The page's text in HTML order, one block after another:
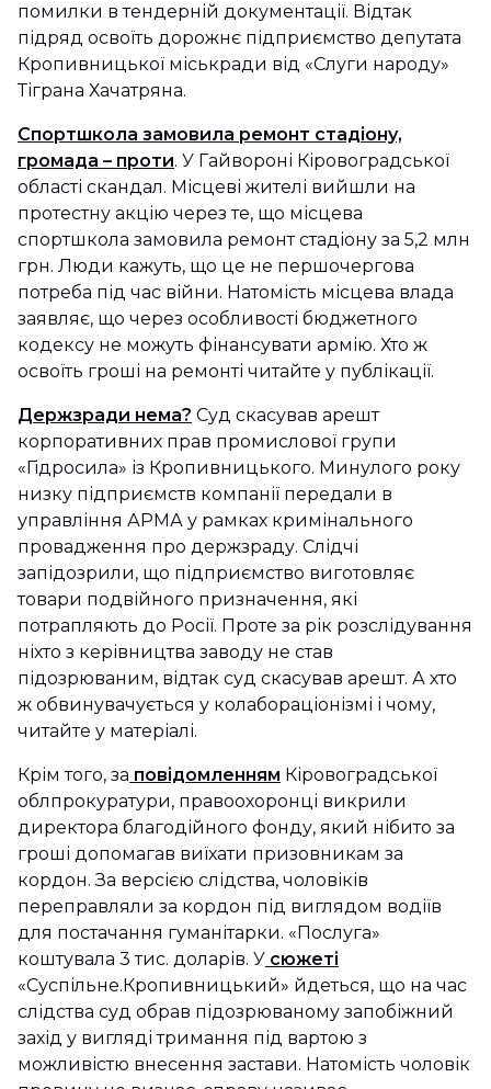
помилки в тендерній документації. Відтак
підряд освоїть дорожнє підприємство депутата
Кропивницької міськради від «Слуги народу»
Тіграна Хачатряна.
Спортшкола замовила ремонт стадіону,
громада – проти. У Гайвороні Кіровоградської
області скандал. Місцеві жителі вийшли на
протестну акцію через те, що місцева
спортшкола замовила ремонт стадіону за 5,2 млн
грн. Люди кажуть, що це не першочергова
потреба під час війни. Натомість місцева влада
заявляє, що через особливості бюджетного
кодексу не можуть фінансувати армію. Хто ж
освоїть гроші на ремонті читайте у публікації.
Держзради нема? Суд скасував арешт
корпоративних прав промислової групи
«Гідросила» із Кропивницького. Минулого року
низку підприємств компанії передали в
управління АРМА у рамках кримінального
провадження про держзраду. Слідчі
запідозрили, що підприємство виготовляє
товари подвійного призначення, які
потрапляють до Росії. Проте за рік розслідування
ніхто з керівництва заводу не став
підозрюваним, відтак суд скасував арешт. А хто
ж обвинувачується у колабораціонізмі і чому,
читайте у матеріалі.
Крім того, за повідомленням Кіровоградської
облпрокуратури, правоохоронці викрили
директора благодійного фонду, який нібито за
гроші допомагав виїхати призовникам за
кордон. За версією слідства, чоловіків
переправляли за кордон під виглядом водіїв
для постачання гуманітарки. «Послуга»
коштувала 3 тис. доларів. У сюжеті
«Суспільне.Кропивницький» йдеться, що на час
слідства суд обрав підозрюваному запобіжний
захід у вигляді тримання під вартою з
можливістю внесення застави. Натомість чоловік